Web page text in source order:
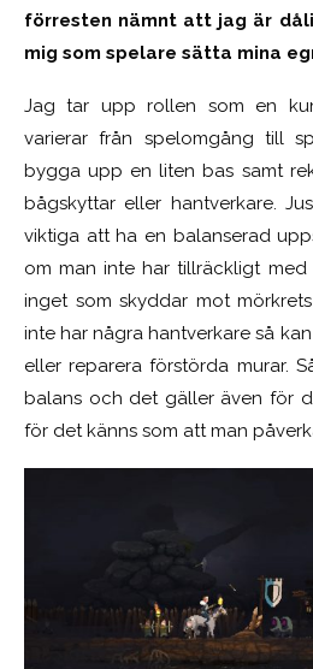
förresten nämnt att jag är
mig som spelare sätta mina
Jag tar upp rollen som en
varierar från spelomgång till
bygga upp en liten bas samt
bågskyttar eller hantverkare.
viktiga att ha en balanserad
om man inte har tillräckligt
inget som skyddar mot
inte har några hantverkare så
eller reparera förstörda murar.
balans och det gäller även för
för det känns som att man